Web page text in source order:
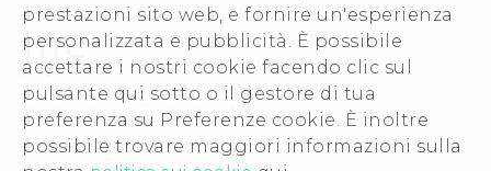
prestazioni sito web, e fornire un'esperienza
personalizzata e pubblicità. È possibile
accettare i nostri cookie facendo clic sul
pulsante qui sotto o il gestore di tua
preferenza su Preferenze cookie. È inoltre
possibile trovare maggiori informazioni sulla
Uffici Commerciali
Investitori (Inglese)
Cookie Preferences
Lavora con noi
Security and Privacy Whitepaper
© 2011-2026 HTC Corporation
Termini legali